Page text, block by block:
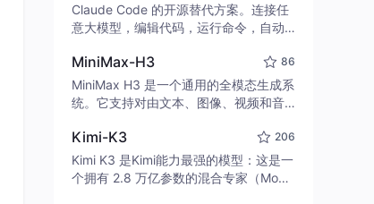
Claude Code 的开源替代方案。连接任
意大模型，编辑代码，运行命令，自动
致性能。 ｜ An open-source alternativ
e to Claude Code. Connect any LLM,
edit code, run commands, and verify
MiniMax-H3 86
MiniMax H3 是一个通用的全模态生成系
统。它支持对由文本、图像、视频和音
并能生成分辨率高达 2K、时长可达 15
秒的带原生立体声音频的视频。得益于
面向任务泛化的系统设计，H3 在预训练
Kimi-K3 206
Kimi K3 是Kimi能力最强的模型：这是一
个拥有 2.8 万亿参数的混合专家（Mo